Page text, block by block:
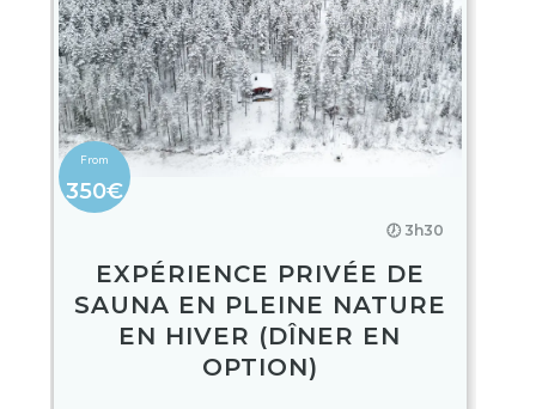
350€
🕖 3h30
EXPÉRIENCE PRIVÉE DE
SAUNA EN PLEINE NATURE
EN HIVER (DÎNER EN
OPTION)